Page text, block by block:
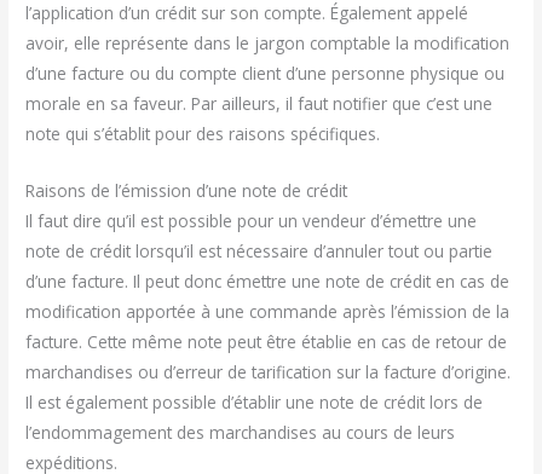
l’application d’un crédit sur son compte. Également appelé
avoir, elle représente dans le jargon comptable la modification
d’une facture ou du compte client d’une personne physique ou
morale en sa faveur. Par ailleurs, il faut notifier que c’est une
note qui s’établit pour des raisons spécifiques.
Raisons de l’émission d’une note de crédit
Il faut dire qu’il est possible pour un vendeur d’émettre une
note de crédit lorsqu’il est nécessaire d’annuler tout ou partie
d’une facture. Il peut donc émettre une note de crédit en cas de
modification apportée à une commande après l’émission de la
facture. Cette même note peut être établie en cas de retour de
marchandises ou d’erreur de tarification sur la facture d’origine.
Il est également possible d’établir une note de crédit lors de
l’endommagement des marchandises au cours de leurs
expéditions.